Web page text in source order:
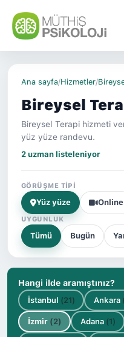
Ana sayfa/Hizmetler/
Bireysel
Bireysel Terapi hizmeti
yüz yüze randevu.
2 uzman listeleniyor
GÖRÜŞME TIPI
Yüz yüze Online
UYGUNLUK
Tümü Bugün
Hangi ilde aramıştınız?
İstanbul (21) Ankara
İzmir (2) Adana (1)